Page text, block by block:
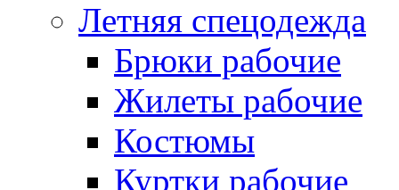
Летняя спецодежда
Брюки рабочие
Жилеты рабочие
Костюмы
Куртки рабочие